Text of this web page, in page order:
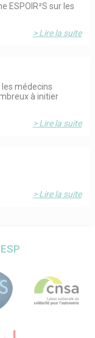
ESPOIR²S sur les
> Lire la suite
les médecins
à initier
> Lire la suite
> Lire la suite